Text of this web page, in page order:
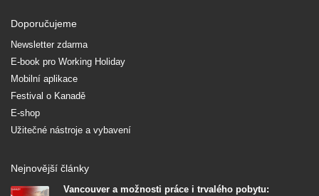
Doporučujeme
Newsletter zdarma
E-book pro Working Holiday
Mobilní aplikace
Festival o Kanadě
E-shop
Užitečné nástroje a vybavení
Nejnovější články
Vancouver a možnosti práce i trvalého pobytu: